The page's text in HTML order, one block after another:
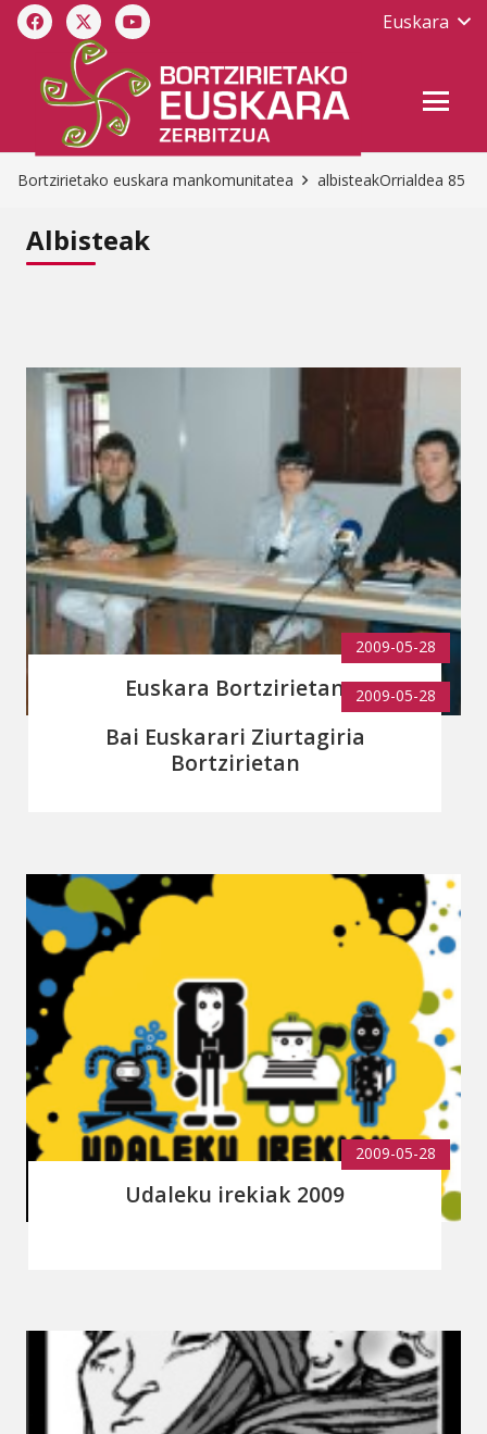
Euskara
Bortzirietako euskara mankomunitatea albisteakOrrialdea 85
Albisteak
2009-05-28
Euskara Bortzirietan 2009-05-28
Bai Euskarari Ziurtagiria
Bortzirietan
2009-05-28
Udaleku irekiak 2009